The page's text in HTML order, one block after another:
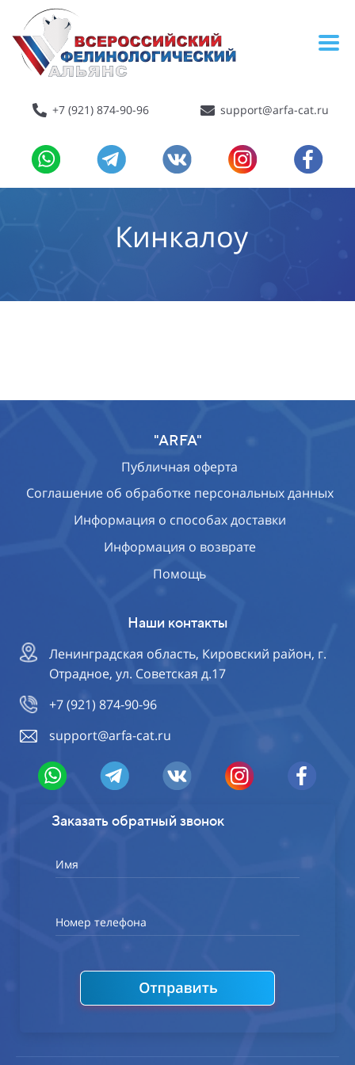
+7 (921) 874-90-96 support@arfa-cat.ru
Кинкалоу
"ARFA"
Публичная оферта
Соглашение об обработке персональных данных
Информация о способах доставки
Информация о возврате
Помощь
Наши контакты
Ленинградская область, Кировский район, г.
Отрадное, ул. Советская д.17
+7 (921) 874-90-96
support@arfa-cat.ru
Заказать обратный звонок
Имя
Номер телефона